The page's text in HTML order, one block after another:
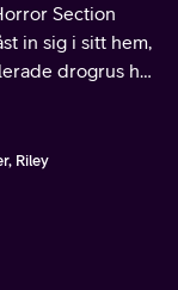
Section
in sig i sitt hem,
drogrus har
Riley